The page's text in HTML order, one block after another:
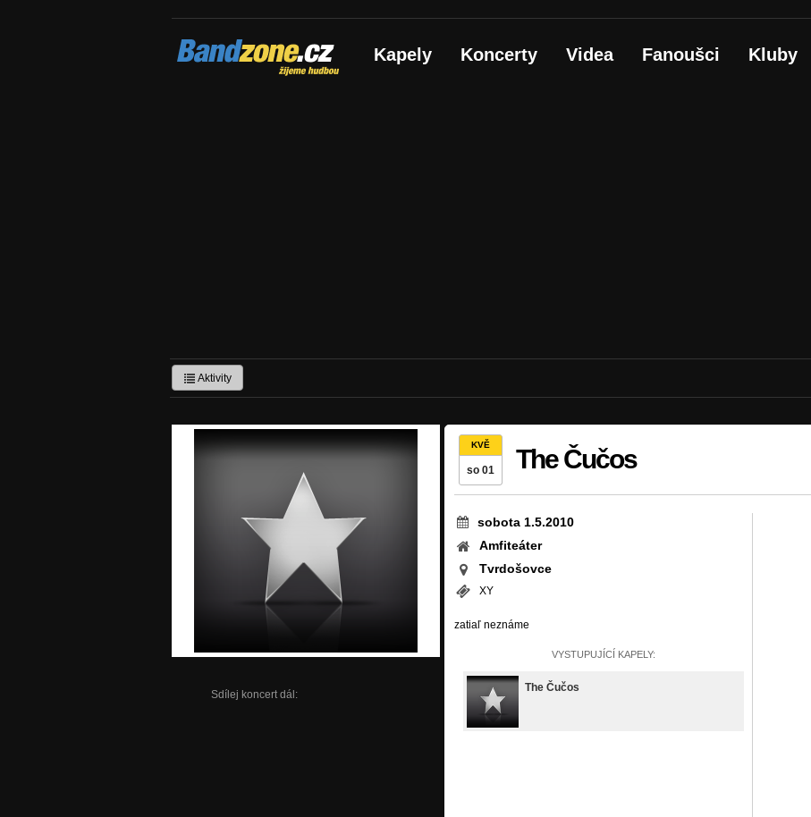
Bandzone.cz
žijeme hudbou Kapely Koncerty Videa Fanoušci Kluby
Aktivity
Sdílej koncert dál:
KVĚ
so 01 The Čučos
sobota 1.5.2010
Amfiteáter
Tvrdošovce
XY
zatiaľ neznáme
VYSTUPUJÍCÍ KAPELY:
The Čučos